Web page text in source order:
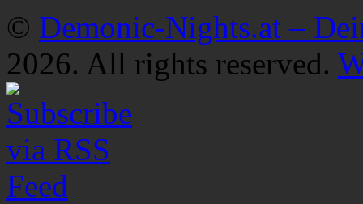
© Demonic-Nights.at –
2026. All rights reserved.